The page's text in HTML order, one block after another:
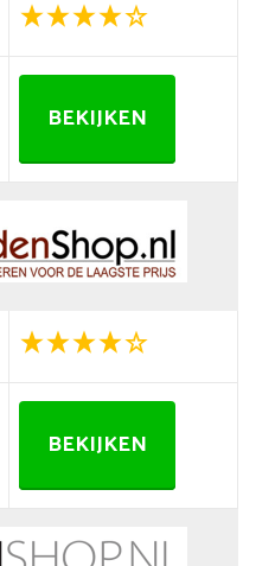
BEKIJKEN
BEKIJKEN